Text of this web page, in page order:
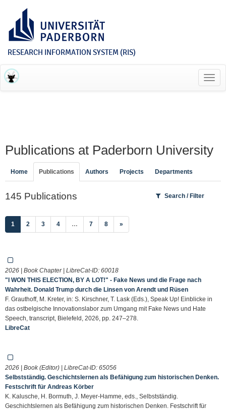
RESEARCH INFORMATION SYSTEM (RIS)
Publications at Paderborn University
Home Publications Authors Projects Departments
145 Publications Search / Filter
1 (current)
2 3 4 … 7 8 »
2026 | Book Chapter | LibreCat-ID: 60018
"I WON THIS ELECTION, BY A LOT!" - Fake News und die Frage nach
Wahrheit. Donald Trump durch die Linsen von Arendt und Rüsen
F. Grauthoff, M. Kreter, in: S. Kirschner, T. Lask (Eds.), Speak Up! Einblicke in
das ostbelgische Innovationslabor zum Umgang mit Fake News und Hate
Speech, transcript, Bielefeld, 2026, pp. 247–278.
LibreCat
2026 | Book (Editor) | LibreCat-ID: 65056
Selbstständig. Geschichtslernen als Befähigung zum historischen Denken.
Festschrift für Andreas Körber
K. Kalusche, H. Bormuth, J. Meyer-Hamme, eds., Selbstständig.
Geschichtslernen als Befähigung zum historischen Denken. Festschrift für